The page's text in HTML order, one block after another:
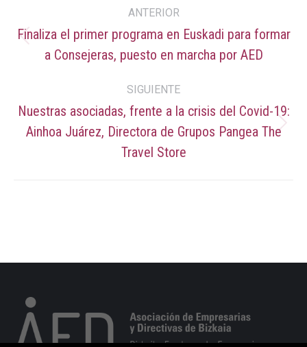
entre
publicaciones
ANTERIOR
anterior:
Finaliza el primer programa en Euskadi para formar
a Consejeras, puesto en marcha por AED
SIGUIENTE
Publicación
siguiente:
Nuestras asociadas, frente a la crisis del Covid-19:
Ainhoa Juárez, Directora de Grupos Pangea The
Travel Store